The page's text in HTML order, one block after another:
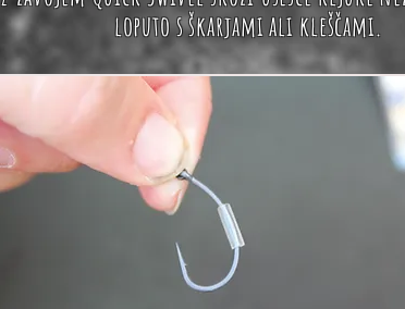
loputo sškarjamiali kleščami.